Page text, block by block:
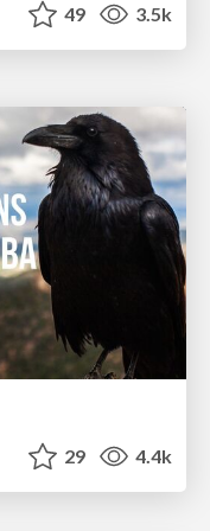
49 3.5k
29 4.4k